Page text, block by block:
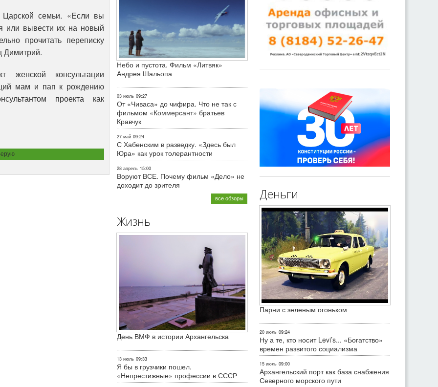
семьи. «Если вы
или вывести их на новый
прочитать переписку
Димитрий.
консультации
мам и пап к рождению
проекта как
Небо и пустота. Фильм «Литвяк»
Андрея Шальопа
03 июль 09:27
От «Чиваса» до чифира. Что не так с
фильмом «Коммерсант» братьев
Кравчук
27 май 09:24
С Хабенским в разведку. «Здесь был
Юра» как урок толерантности
28 апрель 15:00
Воруют ВСЕ. Почему фильм «Дело» не
доходит до зрителя
все обзоры
Жизнь
День ВМФ в истории Архангельска
13 июль 09:33
Я бы в грузчики пошел.
«Непрестижные» профессии в СССР
Деньги
Парни с зеленым огоньком
20 июль 09:24
Ну а те, кто носит Levi’s... «Богатство»
времен развитого социализма
15 июль 09:00
Архангельский порт как база снабжения
Северного морского пути